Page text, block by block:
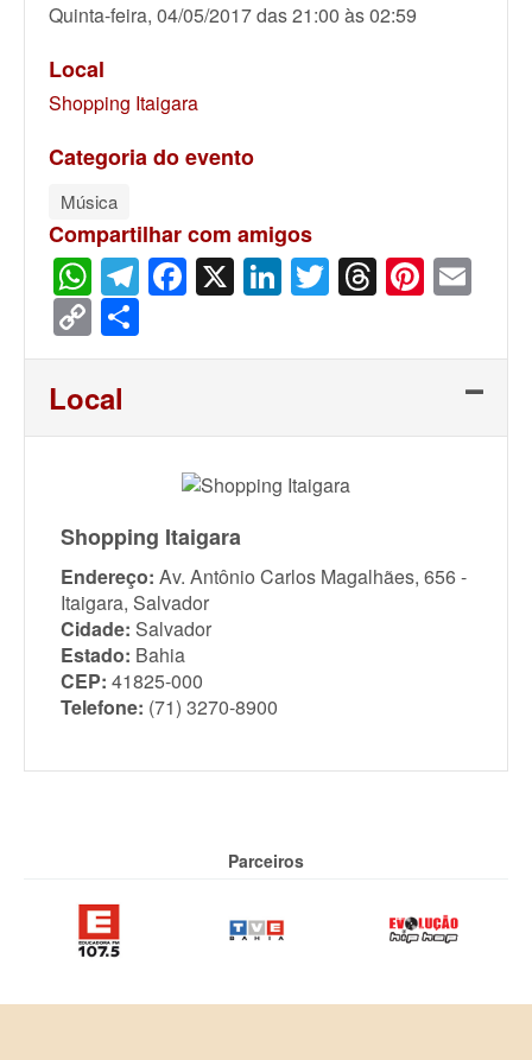
Quinta-feira, 04/05/2017 das 21:00 às 02:59
Local
Shopping Itaigara
Categoria do evento
Música
Compartilhar com amigos
WhatsApp
Telegram
Facebook
X LinkedIn
Twitter
Threads
Copy
Link
Local
Shopping Itaigara
Endereço: Av. Antônio Carlos Magalhães, 656 -
Itaigara, Salvador
Cidade: Salvador
Estado: Bahia
CEP: 41825-000
Telefone: (71) 3270-8900
Parceiros